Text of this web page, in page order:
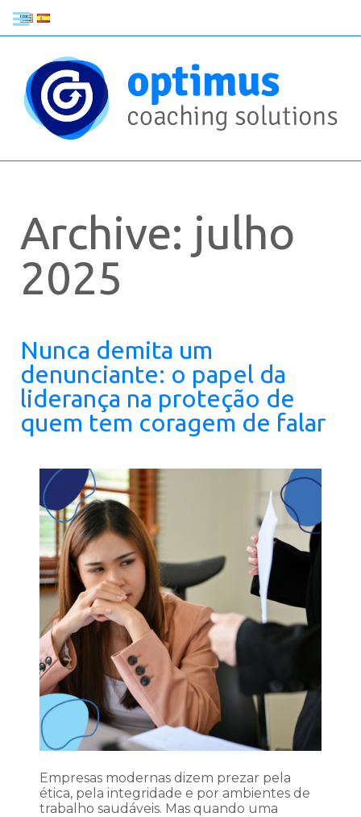
Archive: julho
2025
Nunca demita um
denunciante: o papel da
liderança na proteção de
quem tem coragem de falar
Empresas modernas dizem prezar pela
ética, pela integridade e por ambientes de
trabalho saudáveis. Mas quando uma